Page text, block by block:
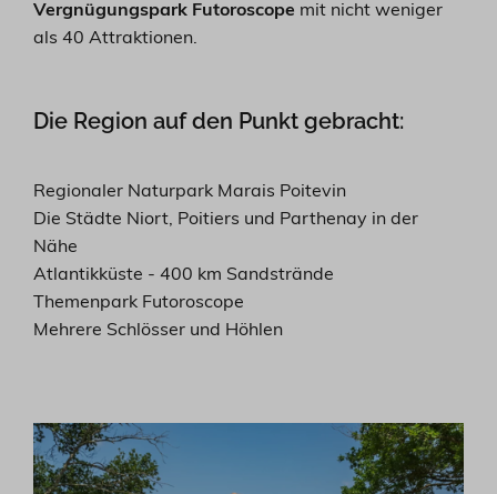
Vergnügungspark Futoroscope mit nicht weniger
als 40 Attraktionen.
Die Region auf den Punkt gebracht:
Regionaler Naturpark Marais Poitevin
Die Städte Niort, Poitiers und Parthenay in der
Nähe
Atlantikküste - 400 km Sandstrände
Themenpark Futoroscope
Mehrere Schlösser und Höhlen